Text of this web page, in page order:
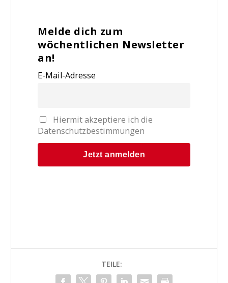
Melde dich zum
wöchentlichen Newsletter
an!
E-Mail-Adresse
Hiermit akzeptiere ich die
Datenschutzbestimmungen
TEILE: